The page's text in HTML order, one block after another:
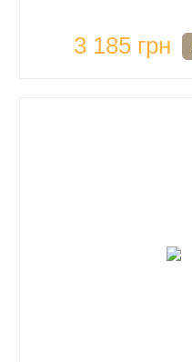
3 185 грн